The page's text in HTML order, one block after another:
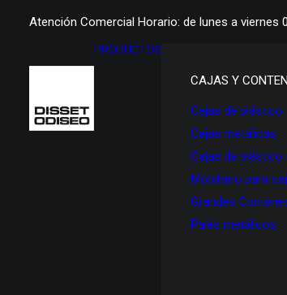
Atención Comercial Horario: de lunes a viernes
PRODUCTOS
CAJAS Y
Cajas de plástico
Cajas metálicas
Cajas de plástico
Mobiliario para
Grandes
Palés metálicos